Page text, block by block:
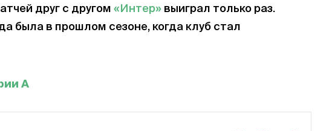
друг с другом «Интер» выиграл только раз.
была в прошлом сезоне, когда клуб стал
А